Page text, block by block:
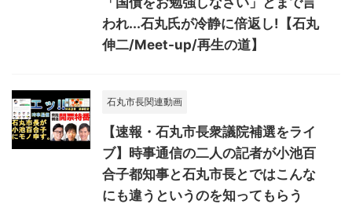
われ...石丸氏が冷静に倍返し!【石丸
伸二/Meet-up/再生の道】
石丸市長関連動画
【速報・石丸市長衆議院補選をライ
ブ】時事通信の二人の記者が小池百
合子都知事と石丸市長とではこんな
にも違うというのを知ってもらう